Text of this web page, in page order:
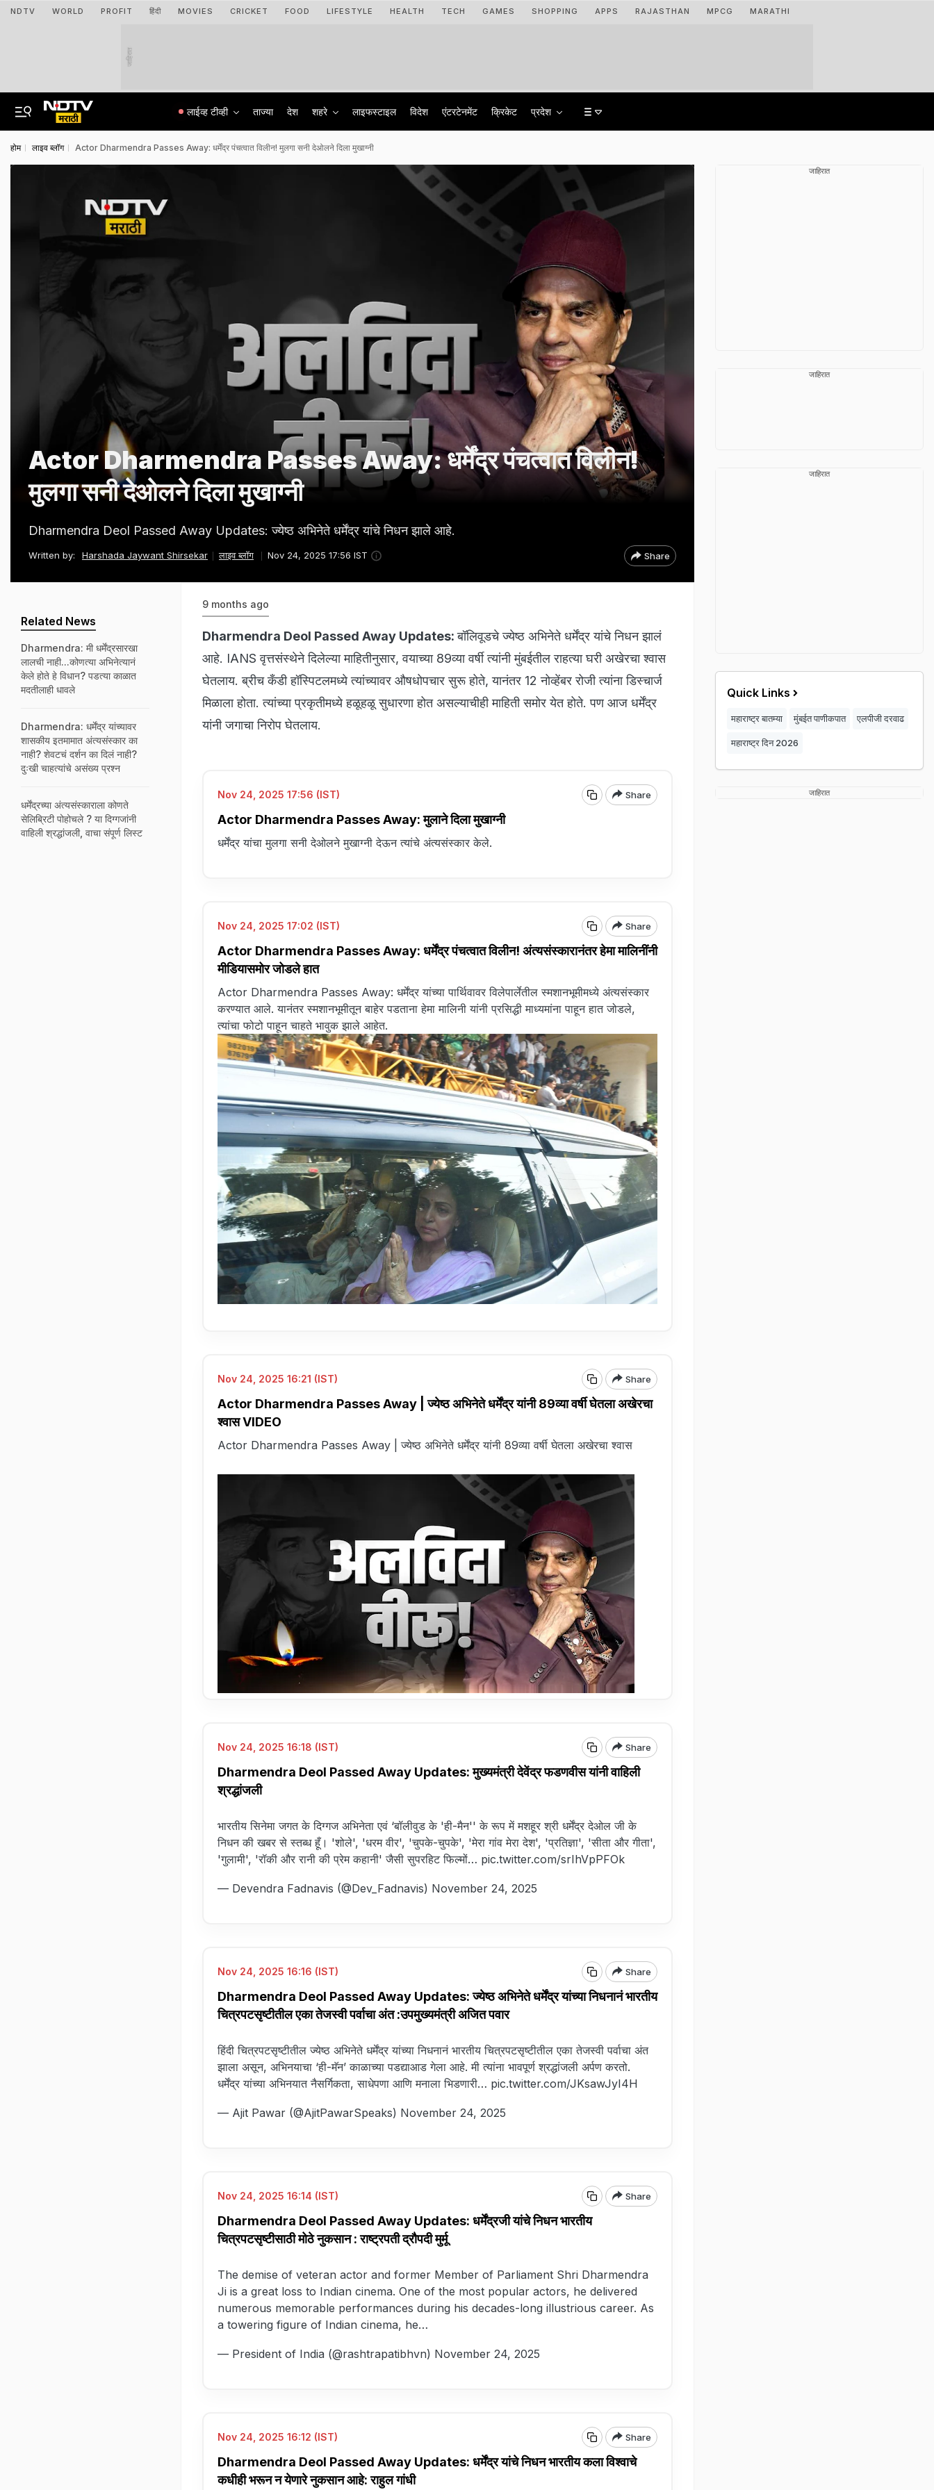
NDTV WORLD PROFIT हिंदी MOVIES CRICKET FOOD LIFESTYLE HEALTH TECH GAMES SHOPPING APPS RAJASTHAN MPCG MARATHI
जाहिरात
लाईव्ह टीव्ही ताज्या देश शहरे लाइफस्टाइल विदेश एंटरटेनमेंट क्रिकेट प्रदेश
होम लाइव ब्लॉग Actor Dharmendra Passes Away: धर्मेंद्र पंचत्वात विलीन! मुलगा सनी देओलने दिला मुखाग्नी
Actor Dharmendra Passes Away: धर्मेंद्र पंचत्वात विलीन!
मुलगा सनी देओलने दिला मुखाग्नी
Dharmendra Deol Passed Away Updates: ज्येष्ठ अभिनेते धर्मेंद्र यांचे निधन झाले आहे.
Written by: Harshada Jaywant Shirsekar लाइव ब्लॉग Nov 24, 2025 17:56 IST Share
9 months ago
Dharmendra Deol Passed Away Updates:बॉलिवूडचे ज्येष्ठ अभिनेते धर्मेंद्र यांचे निधन झालं
आहे. IANS वृत्तसंस्थेने दिलेल्या माहितीनुसार, वयाच्या 89व्या वर्षी त्यांनी मुंबईतील राहत्या घरी अखेरचा श्वास
घेतलाय. ब्रीच कँडी हॉस्पिटलमध्ये त्यांच्यावर औषधोपचार सुरू होते, यानंतर 12 नोव्हेंबर रोजी त्यांना डिस्चार्ज
मिळाला होता. त्यांच्या प्रकृतीमध्ये हळूहळू सुधारणा होत असल्याचीही माहिती समोर येत होते. पण आज धर्मेंद्र
यांनी जगाचा निरोप घेतलाय.
Nov 24, 2025 17:56 (IST) Share
Actor Dharmendra Passes Away: मुलाने दिला मुखाग्नी
धर्मेंद्र यांचा मुलगा सनी देओलने मुखाग्नी देऊन त्यांचे अंत्यसंस्कार केले.
Nov 24, 2025 17:02 (IST) Share
Actor Dharmendra Passes Away: धर्मेंद्र पंचत्वात विलीन! अंत्यसंस्कारानंतर हेमा मालिनींनी
मीडियासमोर जोडले हात
Actor Dharmendra Passes Away: धर्मेंद्र यांच्या पार्थिवावर विलेपार्लेतील स्मशानभूमीमध्ये अंत्यसंस्कार
करण्यात आले. यानंतर स्मशानभूमीतून बाहेर पडताना हेमा मालिनी यांनी प्रसिद्धी माध्यमांना पाहून हात जोडले,
त्यांचा फोटो पाहून चाहते भावुक झाले आहेत.
Nov 24, 2025 16:21 (IST) Share
Actor Dharmendra Passes Away | ज्येष्ठ अभिनेते धर्मेंद्र यांनी 89व्या वर्षी घेतला अखेरचा
श्वास VIDEO
Actor Dharmendra Passes Away | ज्येष्ठ अभिनेते धर्मेंद्र यांनी 89व्या वर्षी घेतला अखेरचा श्वास
Nov 24, 2025 16:18 (IST) Share
Dharmendra Deol Passed Away Updates: मुख्यमंत्री देवेंद्र फडणवीस यांनी वाहिली
श्रद्धांजली
भारतीय सिनेमा जगत के दिग्गज अभिनेता एवं ‘बॉलीवुड के 'ही-मैन'' के रूप में मशहूर श्री धर्मेंद्र देओल जी के
निधन की खबर से स्तब्ध हूँ। 'शोले', 'धरम वीर', 'चुपके-चुपके', 'मेरा गांव मेरा देश', 'प्रतिज्ञा', 'सीता और गीता',
'गुलामी', 'रॉकी और रानी की प्रेम कहानी' जैसी सुपरहिट फिल्मों… pic.twitter.com/srIhVpPFOk
— Devendra Fadnavis (@Dev_Fadnavis) November 24, 2025
Nov 24, 2025 16:16 (IST) Share
Dharmendra Deol Passed Away Updates: ज्येष्ठ अभिनेते धर्मेंद्र यांच्या निधनानं भारतीय
चित्रपटसृष्टीतील एका तेजस्वी पर्वाचा अंत :उपमुख्यमंत्री अजित पवार
हिंदी चित्रपटसृष्टीतील ज्येष्ठ अभिनेते धर्मेंद्र यांच्या निधनानं भारतीय चित्रपटसृष्टीतील एका तेजस्वी पर्वाचा अंत
झाला असून, अभिनयाचा ‘ही-मॅन’ काळाच्या पडद्याआड गेला आहे. मी त्यांना भावपूर्ण श्रद्धांजली अर्पण करतो.
धर्मेंद्र यांच्या अभिनयात नैसर्गिकता, साधेपणा आणि मनाला भिडणारी… pic.twitter.com/JKsawJyI4H
— Ajit Pawar (@AjitPawarSpeaks) November 24, 2025
Nov 24, 2025 16:14 (IST) Share
Dharmendra Deol Passed Away Updates: धर्मेंद्रजी यांचे निधन भारतीय
चित्रपटसृष्टीसाठी मोठे नुकसान : राष्ट्रपती द्रौपदी मुर्मू
The demise of veteran actor and former Member of Parliament Shri Dharmendra
Ji is a great loss to Indian cinema. One of the most popular actors, he delivered
numerous memorable performances during his decades-long illustrious career. As
a towering figure of Indian cinema, he…
— President of India (@rashtrapatibhvn) November 24, 2025
Nov 24, 2025 16:12 (IST) Share
Dharmendra Deol Passed Away Updates: धर्मेंद्र यांचे निधन भारतीय कला विश्वाचे
कधीही भरून न येणारे नुकसान आहे: राहुल गांधी
Related News
Dharmendra: मी धर्मेंद्रसारखा
लालची नाही...कोणत्या अभिनेत्यानं
केले होते हे विधान? पडत्या काळात
मदतीलाही धावले
Dharmendra: धर्मेंद्र यांच्यावर
शासकीय इतमामात अंत्यसंस्कार का
नाही? शेवटचं दर्शन का दिलं नाही?
दुःखी चाहत्यांचे असंख्य प्रश्न
धर्मेंद्रच्या अंत्यसंस्काराला कोणते
सेलिब्रिटी पोहोचले ? या दिग्गजांनी
वाहिली श्रद्धांजली, वाचा संपूर्ण लिस्ट
जाहिरात
जाहिरात
जाहिरात
Quick Links
महाराष्ट्र बातम्या मुंबईत पाणीकपात एलपीजी दरवाढ
महाराष्ट्र दिन 2026
जाहिरात